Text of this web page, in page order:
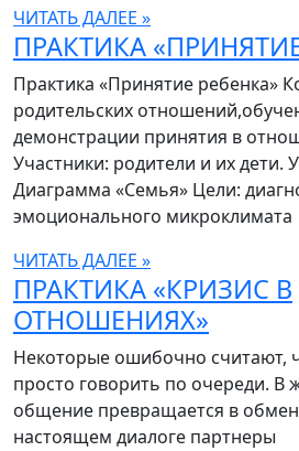
ЧИТАТЬ ДАЛЕЕ »
ПРАКТИКА
Практика «Принятие ребенка»
родительских
демонстрации принятия в
Участники: родители и их дети.
Диаграмма «Семья» Цели:
эмоционального микроклимата
ЧИТАТЬ ДАЛЕЕ »
ПРАКТИКА «КРИЗИС В
ОТНОШЕНИЯХ»
Некоторые ошибочно считают,
просто говорить по очереди. В
общение превращается в
настоящем диалоге партнеры